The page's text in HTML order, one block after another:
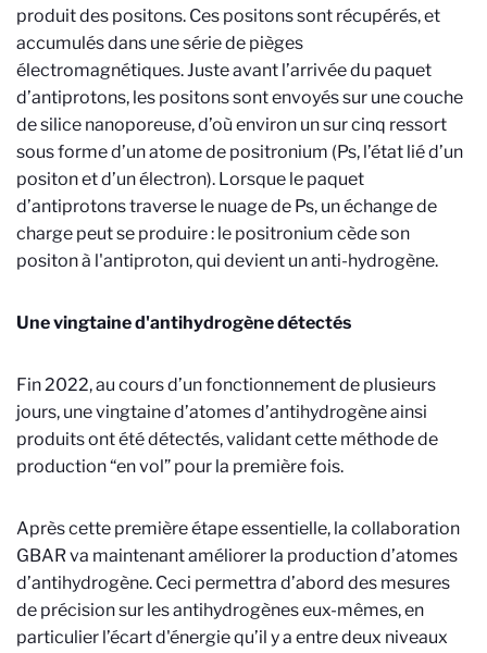
produit des positons. Ces positons sont récupérés, et
accumulés dans une série de pièges
électromagnétiques. Juste avant l’arrivée du paquet
d’antiprotons, les positons sont envoyés sur une couche
de silice nanoporeuse, d’où environ un sur cinq ressort
sous forme d’un atome de positronium (Ps, l’état lié d’un
positon et d’un électron). Lorsque le paquet
d’antiprotons traverse le nuage de Ps, un échange de
charge peut se produire : le positronium cède son
positon à l'antiproton, qui devient un anti-hydrogène.
Une vingtaine d'antihydrogène détectés
Fin 2022, au cours d’un fonctionnement de plusieurs
jours, une vingtaine d’atomes d’antihydrogène ainsi
produits ont été détectés, validant cette méthode de
production “en vol” pour la première fois.
Après cette première étape essentielle, la collaboration
GBAR va maintenant améliorer la production d’atomes
d’antihydrogène. Ceci permettra d’abord des mesures
de précision sur les antihydrogènes eux-mêmes, en
particulier l’écart d'énergie qu’il y a entre deux niveaux